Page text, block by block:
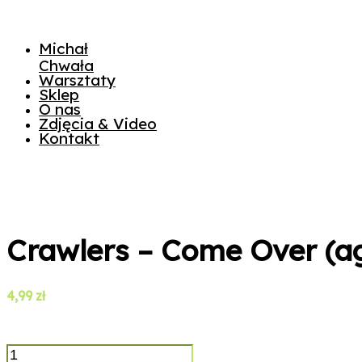
Michał
Chwała
Warsztaty
Sklep
O nas
Zdjęcia & Video
Kontakt
Crawlers – Come Over
4,99 zł
Crawlers